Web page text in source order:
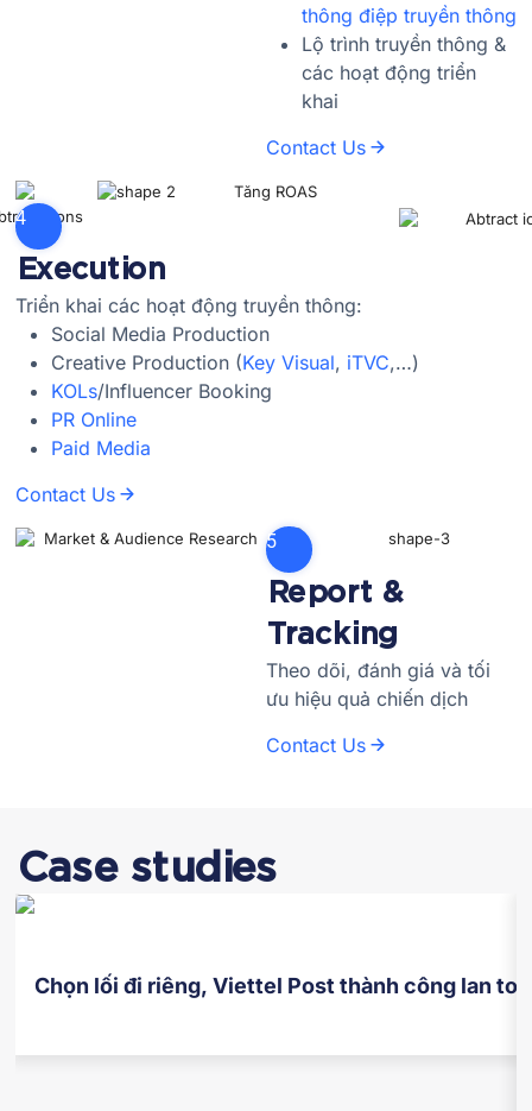
thông điệp truyền thông
Lộ trình truyền thông &
các hoạt động triển
khai
Contact Us
4
Execution
Triển khai các hoạt động truyền thông:
Social Media Production
Creative Production (Key Visual, iTVC,…)
KOLs/Influencer Booking
PR Online
Paid Media
Contact Us
5
Report &
Tracking
Theo dõi, đánh giá và tối
ưu hiệu quả chiến dịch
Contact Us
Case studies
Chọn lối đi riêng, Viettel Post thành công lan